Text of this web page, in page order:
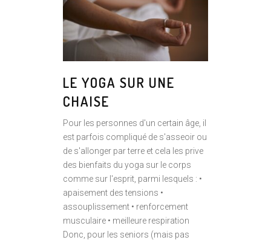
LE YOGA SUR UNE
CHAISE
Pour les personnes d'un certain âge, il
est parfois compliqué de s'asseoir ou
de s'allonger par terre et cela les prive
des bienfaits du yoga sur le corps
comme sur l'esprit, parmi lesquels : •
apaisement des tensions •
assouplissement • renforcement
musculaire • meilleure respiration
Donc, pour les seniors (mais pas